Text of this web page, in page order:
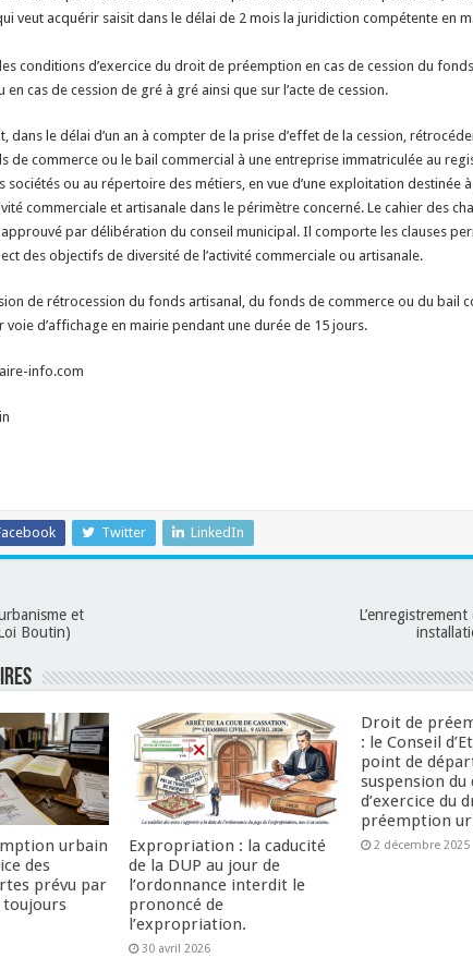
veut acquérir saisit dans le délai de 2 mois la juridiction compétente en
conditions d’exercice du droit de préemption en cas de cession du
en cas de cession de gré à gré ainsi que sur l’acte de cession.
dans le délai d’un an à compter de la prise d’effet de la cession,
de commerce ou le bail commercial à une entreprise immatriculée au
sociétés ou au répertoire des métiers, en vue d’une exploitation destinée
commerciale et artisanale dans le périmètre concerné. Le cahier des
par délibération du conseil municipal. Il comporte les clauses
des objectifs de diversité de l’activité commerciale ou artisanale.
de rétrocession du fonds artisanal, du fonds de commerce ou du bail
voie d’affichage en mairie pendant une durée de 15 jours.
info.com
Twitter LinkedIn
et
Boutin)
urbain
des
prévu par
toujours
Expropriation : la caducité
de la DUP au jour de
l’ordonnance interdit le
prononcé de
l’expropriation.
30 avril 2026
Droit de
: le Conseil
point de
suspension du
d’exercice du
préemption
2 décembre 2025